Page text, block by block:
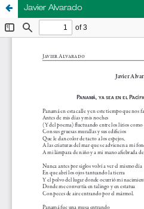
Javier Alvarado